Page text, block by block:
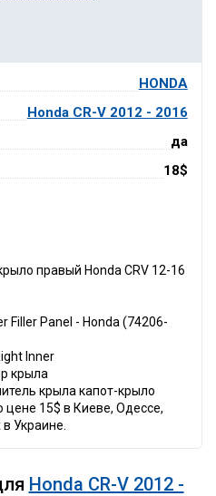
HONDA
Honda CR-V 2012 - 2016
да
18$
правый Honda CRV 12-16
Filler Panel - Honda (74206-
Inner
крыла
крыла капот-крыло
цене 15$ в Киеве, Одессе,
Украине.
Honda CR-V 2012 -